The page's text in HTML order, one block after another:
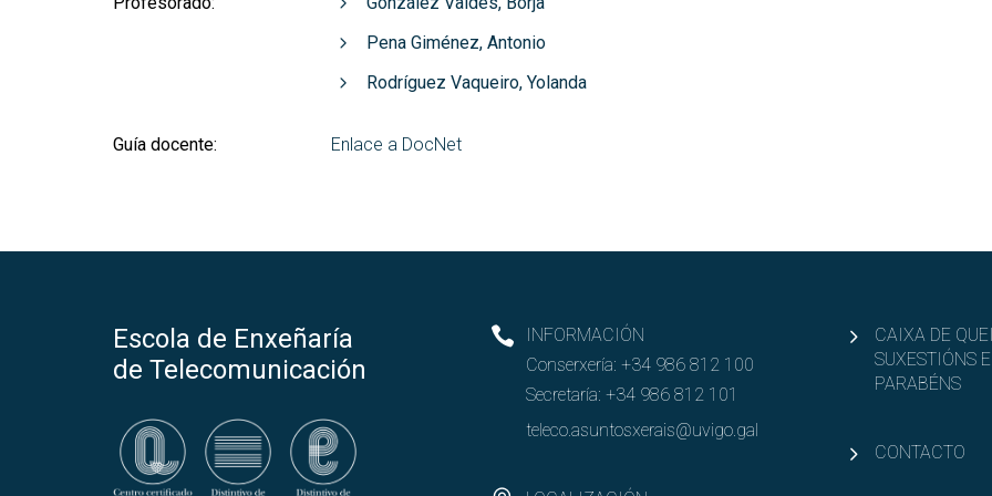
Pena Giménez, Antonio
Rodríguez Vaqueiro, Yolanda
Guía docente: Enlace a DocNet
Escola de Enxeñaría
de Telecomunicación
INFORMACIÓN
Conserxería:+34 986 812 100
Secretaría:+34 986 812 101
teleco.asuntosxerais@uvigo.gal
CAIXA DE
SUXESTIÓNS E
PARABÉNS
CONTACTO